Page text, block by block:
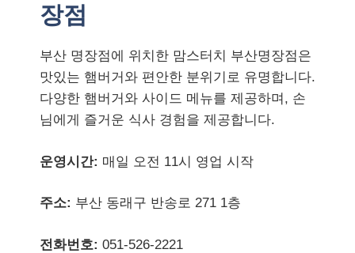
장점
부산 명장점에 위치한 맘스터치 부산명장점은
맛있는 햄버거와 편안한 분위기로 유명합니다.
다양한 햄버거와 사이드 메뉴를 제공하며, 손
님에게 즐거운 식사 경험을 제공합니다.
운영시간: 매일 오전 11시 영업 시작
주소: 부산 동래구 반송로 271 1층
전화번호: 051-526-2221